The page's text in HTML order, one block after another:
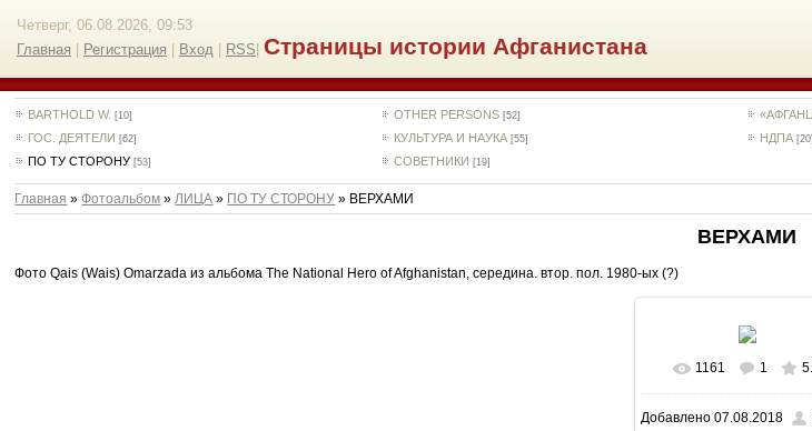
Четверг, 06.08.2026, 09:53
Главная
Регистрация Вход RSS Страницы истории Афганистана
BARTHOLD W. [10] OTHER PERSONS [52]
ГОС. ДЕЯТЕЛИ [62] КУЛЬТУРА И НАУКА [55] НДПА [20]
ПО ТУ СТОРОНУ [53] СОВЕТНИКИ [19]
Главная »Фотоальбом »ЛИЦА » ПО ТУ СТОРОНУ » ВЕРХАМИ
ВЕРХАМИ
Фото Qais (Wais) Omarzada из альбома The National Hero of Afghanistan, середина. втор. пол. 1980-ых (?)
В реальном
963x583/ 177.0Kb
1161 1
Добавлено 07.08.2018